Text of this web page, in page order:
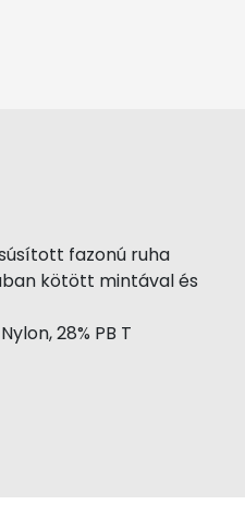
fazonú ruha
kötött mintával és
28% PB T